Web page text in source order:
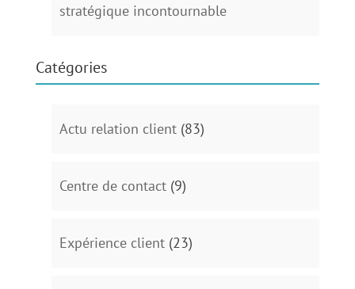
stratégique incontournable
Catégories
Actu relation client(83)
Centre de contact(9)
Expérience client(23)